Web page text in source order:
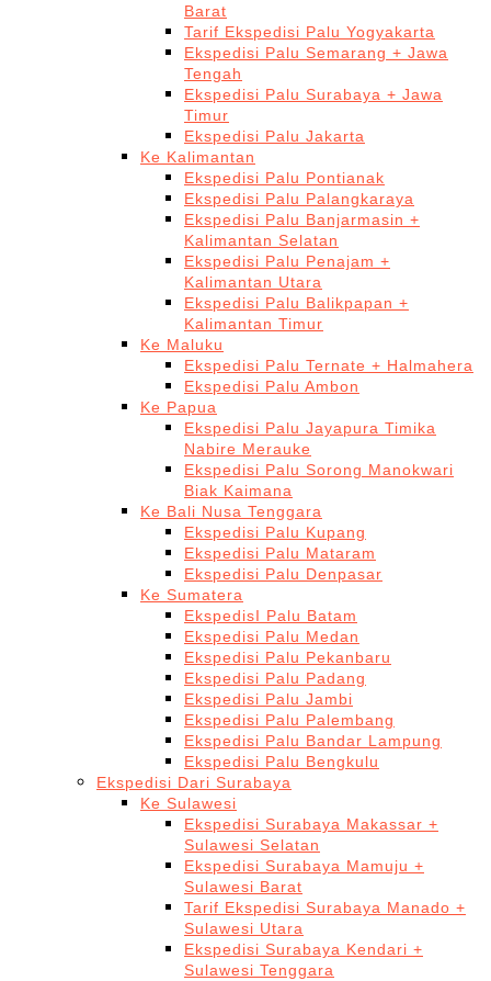
Barat
Tarif Ekspedisi Palu Yogyakarta
Ekspedisi Palu Semarang + Jawa
Tengah
Ekspedisi Palu Surabaya + Jawa
Timur
Ekspedisi Palu Jakarta
Ke Kalimantan
Ekspedisi Palu Pontianak
Ekspedisi Palu Palangkaraya
Ekspedisi Palu Banjarmasin +
Kalimantan Selatan
Ekspedisi Palu Penajam +
Kalimantan Utara
Ekspedisi Palu Balikpapan +
Kalimantan Timur
Ke Maluku
Ekspedisi Palu Ternate + Halmahera
Ekspedisi Palu Ambon
Ke Papua
Ekspedisi Palu Jayapura Timika
Nabire Merauke
Ekspedisi Palu Sorong Manokwari
Biak Kaimana
Ke Bali Nusa Tenggara
Ekspedisi Palu Kupang
Ekspedisi Palu Mataram
Ekspedisi Palu Denpasar
Ke Sumatera
EkspedisI Palu Batam
Ekspedisi Palu Medan
Ekspedisi Palu Pekanbaru
Ekspedisi Palu Padang
Ekspedisi Palu Jambi
Ekspedisi Palu Palembang
Ekspedisi Palu Bandar Lampung
Ekspedisi Palu Bengkulu
Ekspedisi Dari Surabaya
Ke Sulawesi
Ekspedisi Surabaya Makassar +
Sulawesi Selatan
Ekspedisi Surabaya Mamuju +
Sulawesi Barat
Tarif Ekspedisi Surabaya Manado +
Sulawesi Utara
Ekspedisi Surabaya Kendari +
Sulawesi Tenggara